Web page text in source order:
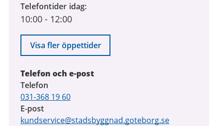
Telefontider idag
10:00 - 12:00
Visa fler öppettider
Telefon och e-post
Telefon
031-368 19 60
E-post
kundservice@stadsbyggnad.goteborg.se